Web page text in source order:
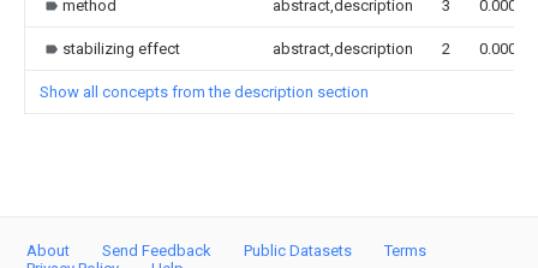
method abstract,description 3 0.000
stabilizing effect abstract,description 2 0.000
Show all concepts from the description section
About Send Feedback Public Datasets
Terms